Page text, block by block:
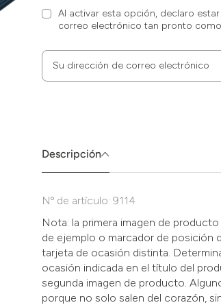
Al activar esta opción, declaro
correo electrónico tan pronto
Su dirección de correo electrónico
die
Zustimmung
Descripción
Nº de artículo: 9114
Nota: la primera imagen de
de ejemplo o marcador de posición
tarjeta de ocasión distinta.
ocasión indicada en el título del
segunda imagen de producto.
porque no solo salen del corazón,